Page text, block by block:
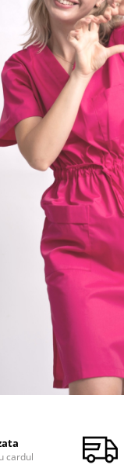
Facebook
cardul